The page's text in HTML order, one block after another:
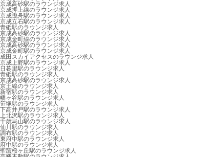
京成高砂駅のラウンジ求人
京成押上線のラウンジ求人
京成曳舟駅のラウンジ求人
京成立石駅のラウンジ求人
青砥駅のラウンジ求人
京成高砂駅のラウンジ求人
京成金町線のラウンジ求人
京成高砂駅のラウンジ求人
京成金町駅のラウンジ求人
成田スカイアクセスのラウンジ求人
京成上野駅のラウンジ求人
日暮里駅のラウンジ求人
青砥駅のラウンジ求人
京成高砂駅のラウンジ求人
京王線のラウンジ求人
新宿駅のラウンジ求人
幡ヶ谷駅のラウンジ求人
笹塚駅のラウンジ求人
下高井戸駅のラウンジ求人
上北沢駅のラウンジ求人
千歳烏山駅のラウンジ求人
仙川駅のラウンジ求人
調布駅のラウンジ求人
東府中駅のラウンジ求人
府中駅のラウンジ求人
聖蹟桜ヶ丘駅のラウンジ求人